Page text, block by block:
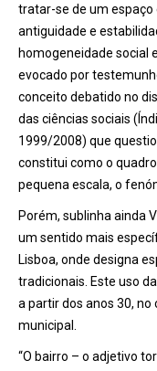
tratar-se de um espaço
antiguidade e
homogeneidade social
evocado por
conceito debatido no
das ciências sociais
1999/2008) que
constitui como o
pequena escala, o
Porém, sublinha ainda
um sentido mais
Lisboa, onde designa
tradicionais. Este uso
a partir dos anos 30,
municipal.
“O bairro – o adjetivo